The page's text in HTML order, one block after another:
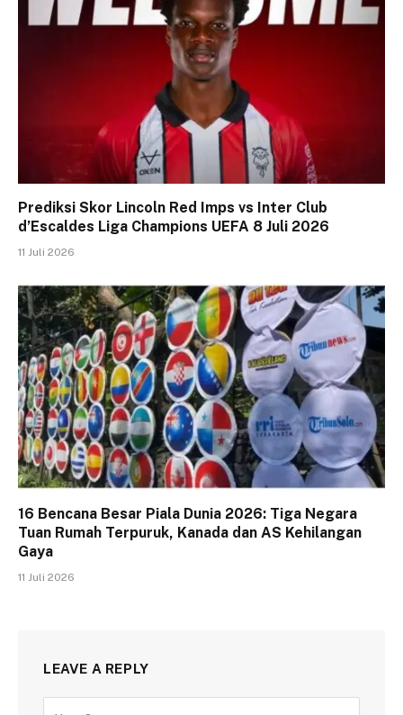
Prediksi Skor Lincoln Red Imps vs Inter Club
d’Escaldes Liga Champions UEFA 8 Juli 2026
11 Juli 2026
16 Bencana Besar Piala Dunia 2026: Tiga Negara
Tuan Rumah Terpuruk, Kanada dan AS Kehilangan
Gaya
11 Juli 2026
LEAVE A REPLY